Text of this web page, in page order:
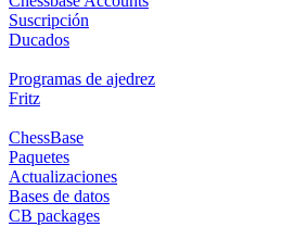
Suscripción
Ducados
Programas de ajedrez
Fritz
ChessBase
Paquetes
Actualizaciones
Bases de datos
CB packages